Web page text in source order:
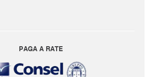
PAGA A RATE